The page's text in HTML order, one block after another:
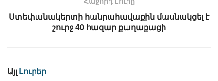
Ստեփանակերտի հանրահավաքին մասնակցել է
շուրջ 40 հազար քաղաքացի
Այլ Լուրեր